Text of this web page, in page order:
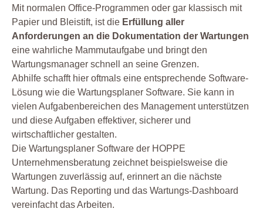
Mit normalen Office-Programmen oder gar klassisch mit
Papier und Bleistift, ist die Erfüllung aller
Anforderungen an die Dokumentation der Wartungen
eine wahrliche Mammutaufgabe und bringt den
Wartungsmanager schnell an seine Grenzen.
Abhilfe schafft hier oftmals eine entsprechende Software-
Lösung wie die Wartungsplaner Software. Sie kann in
vielen Aufgabenbereichen des Management unterstützen
und diese Aufgaben effektiver, sicherer und
wirtschaftlicher gestalten.
Die Wartungsplaner Software der HOPPE
Unternehmensberatung zeichnet beispielsweise die
Wartungen zuverlässig auf, erinnert an die nächste
Wartung. Das Reporting und das Wartungs-Dashboard
vereinfacht das Arbeiten.